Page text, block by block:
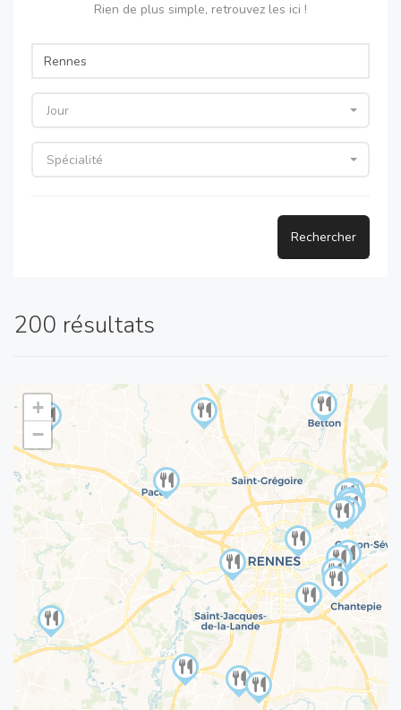
Rien de plus simple, retrouvez les ici !
Jour
Spécialité
Rechercher
200 résultats
+
−